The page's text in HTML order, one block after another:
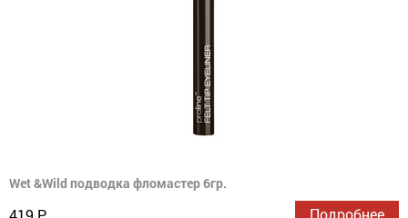
Wet &Wild подводка фломастер 6гр.